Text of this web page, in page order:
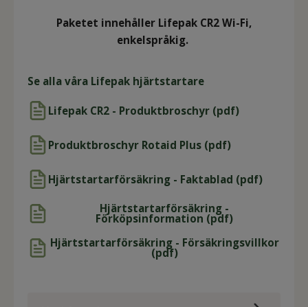
Paketet innehåller Lifepak CR2 Wi-Fi,
enkelspråkig.
Se alla våra Lifepak hjärtstartare
Lifepak CR2 - Produktbroschyr (pdf)
Produktbroschyr Rotaid Plus (pdf)
Hjärtstartarförsäkring - Faktablad (pdf)
Hjärtstartarförsäkring -
Förköpsinformation (pdf)
Hjärtstartarförsäkring - Försäkringsvillkor
(pdf)